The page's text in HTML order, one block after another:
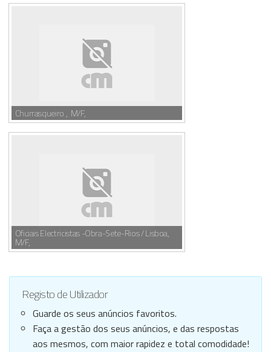
Churrasqueiro , M/F,
Oficiais Electricistas -Obra-Sete-Rios / Lisboa,
M/F,
Registo de Utilizador
Guarde os seus anúncios favoritos.
Faça a gestão dos seus anúncios, e das respostas
aos mesmos, com maior rapidez e total comodidade!